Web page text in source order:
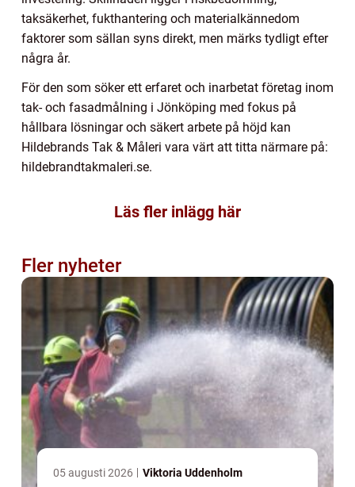
taksäkerhet, fukthantering och materialkännedom
faktorer som sällan syns direkt, men märks tydligt efter
några år.
För den som söker ett erfaret och inarbetat företag inom
tak- och fasadmålning i Jönköping med fokus på
hållbara lösningar och säkert arbete på höjd kan
Hildebrands Tak & Måleri vara värt att titta närmare på:
hildebrandtakmaleri.se.
Läs fler inlägg här
Fler nyheter
05 augusti 2026 Viktoria Uddenholm